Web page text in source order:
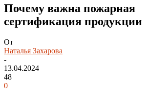
Почему важна пожарная
сертификация продукции
От
Наталья Захарова
-
13.04.2024
48
0